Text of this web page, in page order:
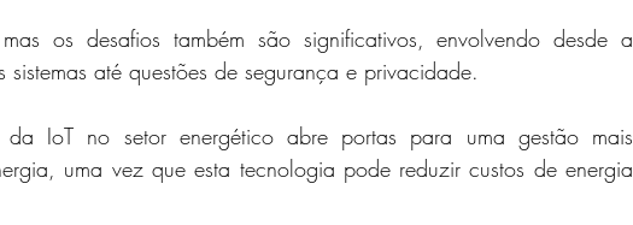
os desafios também são significativos, envolvendo desde a
sistemas até questões de segurança e privacidade.
IoT no setor energético abre portas para uma gestão mais
uma vez que esta tecnologia pode reduzir custos de energia